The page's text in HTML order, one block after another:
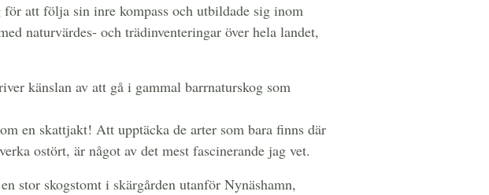
att följa sin inre kompass och utbildade sig inom
naturvärdes- och trädinventeringar över hela landet,
känslan av att gå i gammal barrnaturskog som
en skattjakt! Att upptäcka de arter som bara finns där
ostört, är något av det mest fascinerande jag vet.
stor skogstomt i skärgården utanför Nynäshamn,